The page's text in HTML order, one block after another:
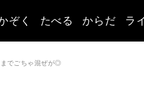
ぞく たべる からだ ラ
でごちゃ混ぜが◎